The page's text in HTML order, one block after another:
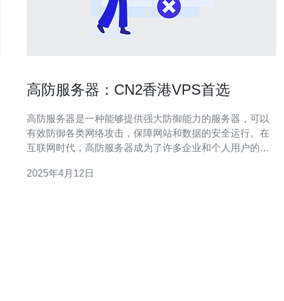
高防服务器：CN2香港VPS首选
高防服务器是一种能够提供强大防御能力的服务器，可以
有效防御各类网络攻击，保障网站和数据的安全运行。在
互联网时代，高防服务器成为了许多企业和个人用户的首
势： 稳定性：CN2香港VPS采用优质硬件设备和高性能网
2025年4月12日